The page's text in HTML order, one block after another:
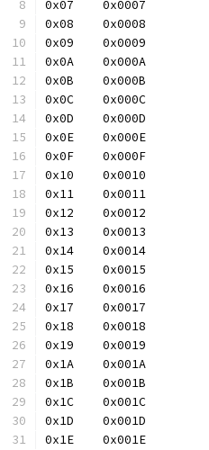
0x07	0x0007
0x08	0x0008
0x09	0x0009
0x0A	0x000A
0x0B	0x000B
0x0C	0x000C
0x0D	0x000D
0x0E	0x000E
0x0F	0x000F
0x10	0x0010
0x11	0x0011
0x12	0x0012
0x13	0x0013
0x14	0x0014
0x15	0x0015
0x16	0x0016
0x17	0x0017
0x18	0x0018
0x19	0x0019
0x1A	0x001A
0x1B	0x001B
0x1C	0x001C
0x1D	0x001D
0x1E	0x001E